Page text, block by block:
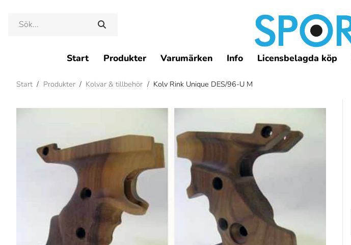
Start Produkter Varumärken Info Licensbelagda köp
Start / Produkter / Kolvar & tillbehör / Kolv Rink Unique DES/96-U M